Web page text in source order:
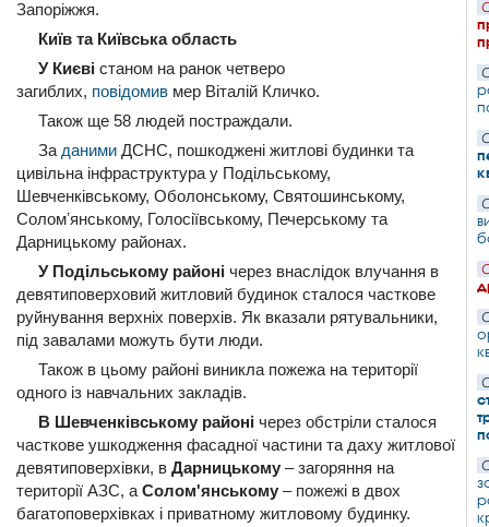
Запоріжжя.
Київ та Київська область
У Києві станом на ранок четверо
загиблих, повідомив мер Віталій Кличко.
Також ще 58 людей постраждали.
За даними ДСНС, пошкоджені житлові будинки та
цивільна інфраструктура у Подільському,
Шевченківському, Оболонському, Святошинському,
Соломʼянському, Голосіївському, Печерському та
Дарницькому районах.
У Подільському районі через внаслідок влучання в
девятиповерховий житловий будинок сталося часткове
руйнування верхніх поверхів. Як вказали рятувальники,
під завалами можуть бути люди.
Також в цьому районі виникла пожежа на території
одного із навчальних закладів.
В Шевченківському районі через обстріли сталося
часткове ушкодження фасадної частини та даху житлової
девятиповерхівки, в Дарницькому – загоряння на
території АЗС, а Солом'янському – пожежі в двох
багатоповерхівках і приватному житловому будинку.